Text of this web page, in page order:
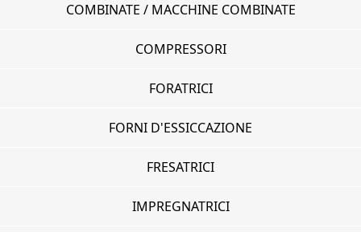
COMBINATE / MACCHINE COMBINATE
COMPRESSORI
FORATRICI
FORNI D'ESSICCAZIONE
FRESATRICI
IMPREGNATRICI